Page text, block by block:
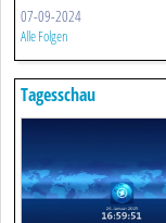
07-09-2024
Alle Folgen
Tagesschau